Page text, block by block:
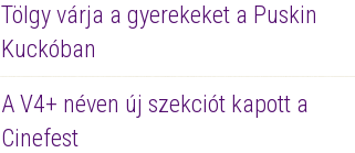
Tölgy várja a gyerekeket a Puskin
Kuckóban
A V4+ néven új szekciót kapott a
Cinefest